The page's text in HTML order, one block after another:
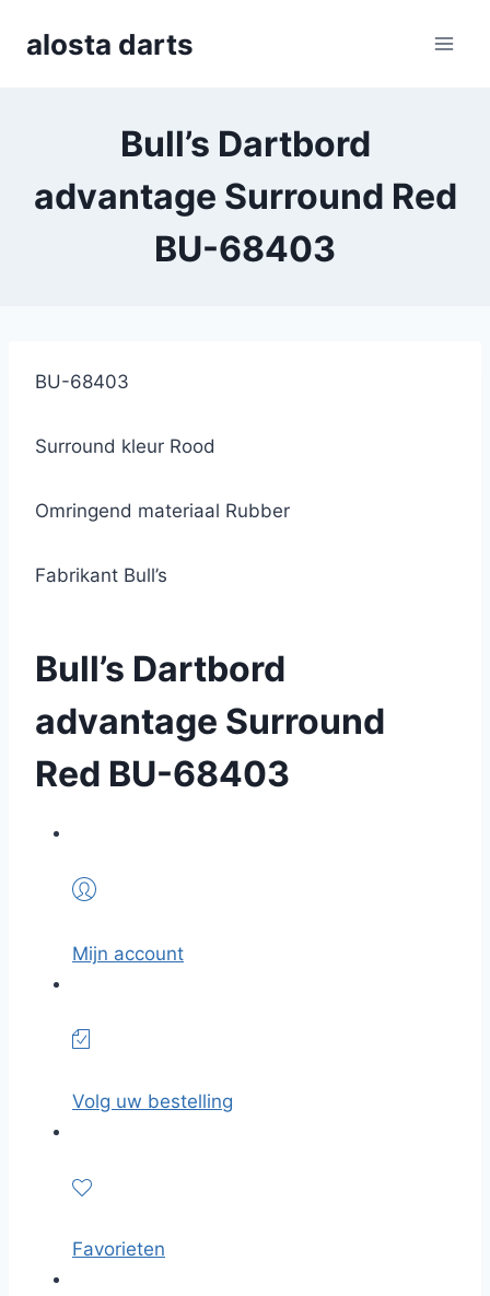
alosta darts
Bull’s Dartbord
advantage Surround Red
BU-68403
BU-68403
Surround kleur Rood
Omringend materiaal Rubber
Fabrikant Bull’s
Bull’s Dartbord
advantage Surround
Red BU-68403
Mijn account
Volg uw bestelling
Favorieten